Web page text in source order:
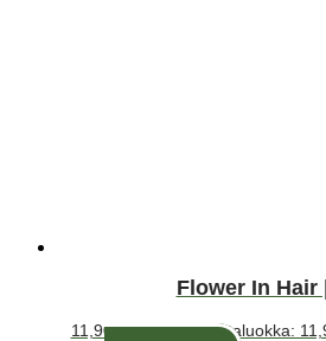
Flower In Hair
11,90€ – 44,90€Hintaluokka: